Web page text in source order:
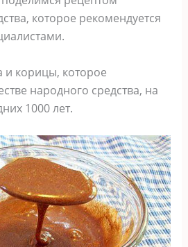
которое рекомендуется
и корицы, которое
народного средства, на
1000 лет.